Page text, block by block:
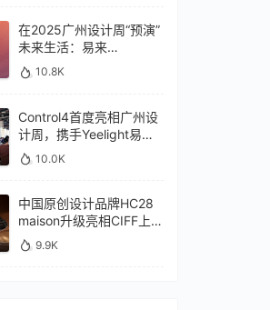
在2025广州设计周“预演”
未来生活：易来
xControl4展位待您亲鉴
10.8K
Control4首度亮相广州设
计周，携手Yeelight易来
深化本土战略
10.0K
中国原创设计品牌HC28
maison升级亮相CIFF上
海，汇聚设计巨擘
9.9K